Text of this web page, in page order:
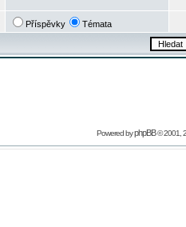
Příspěvky Témata
Powered byphpBB© 2001,